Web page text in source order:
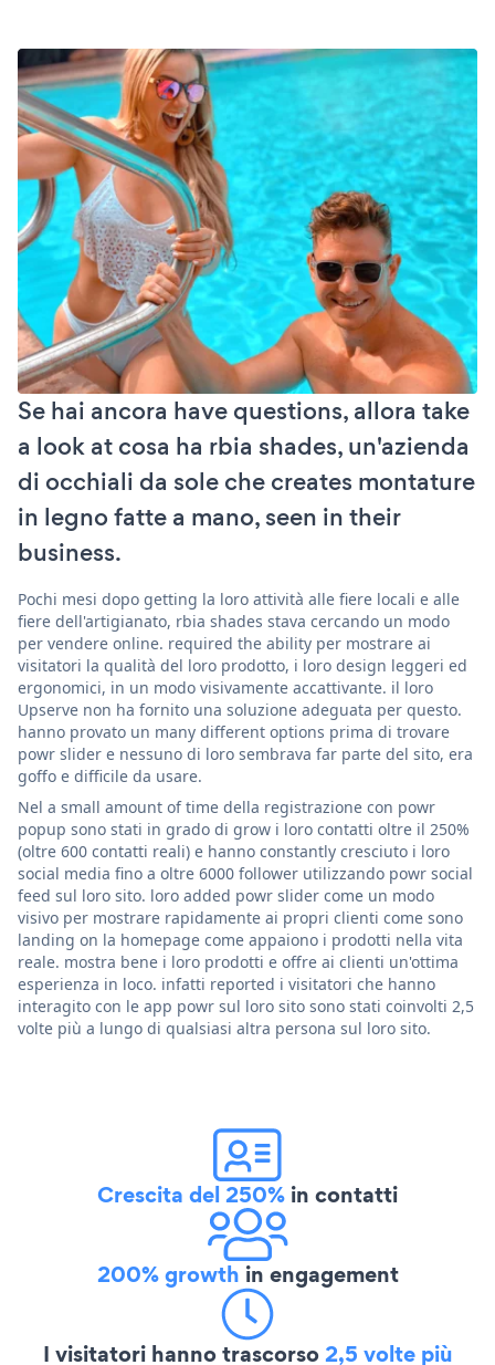
Se hai ancora have questions, allora take
a look at cosa ha rbia shades, un'azienda
di occhiali da sole che creates montature
in legno fatte a mano, seen in their
business.
Pochi mesi dopo getting la loro attività alle fiere locali e alle
fiere dell'artigianato, rbia shades stava cercando un modo
per vendere online. required the ability per mostrare ai
visitatori la qualità del loro prodotto, i loro design leggeri ed
ergonomici, in un modo visivamente accattivante. il loro
Upserve non ha fornito una soluzione adeguata per questo.
hanno provato un many different options prima di trovare
powr slider e nessuno di loro sembrava far parte del sito, era
goffo e difficile da usare.
Nel a small amount of time della registrazione con powr
popup sono stati in grado di grow i loro contatti oltre il 250%
(oltre 600 contatti reali) e hanno constantly cresciuto i loro
social media fino a oltre 6000 follower utilizzando powr social
feed sul loro sito. loro added powr slider come un modo
visivo per mostrare rapidamente ai propri clienti come sono
landing on la homepage come appaiono i prodotti nella vita
reale. mostra bene i loro prodotti e offre ai clienti un'ottima
esperienza in loco. infatti reported i visitatori che hanno
interagito con le app powr sul loro sito sono stati coinvolti 2,5
volte più a lungo di qualsiasi altra persona sul loro sito.
Crescita del 250% in contatti
200% growth in engagement
I visitatori hanno trascorso2,5 volte più